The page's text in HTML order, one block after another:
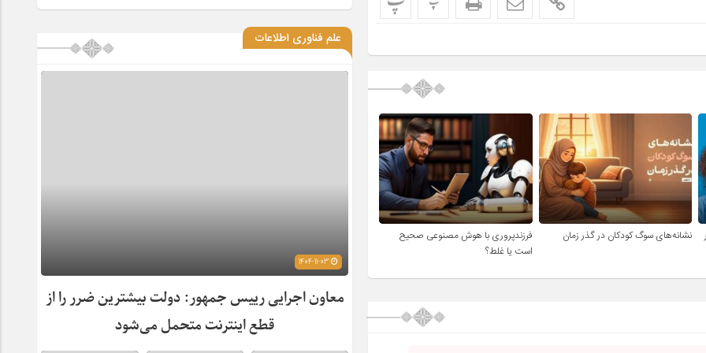
نشانه‌های سوگ کودکان در گذر زمان
فرزندپروری با هوش مصنوعی صحیح
است یا غلط؟
علم فناوری اطلاعات
معاون اجرایی رییس جمهور: دولت بیشترین ضرر را از
قطع اینترنت متحمل می‌شود